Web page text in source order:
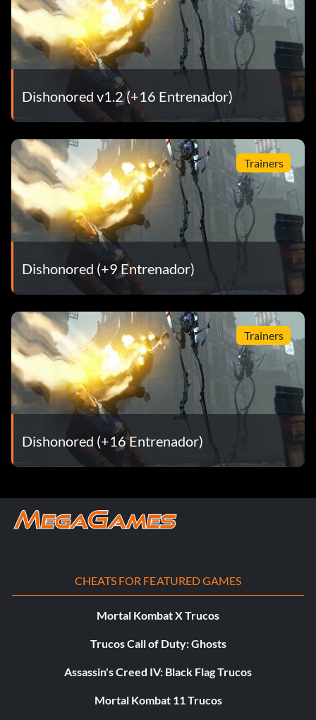
Dishonored v1.2 (+16 Entrenador)
Trainers
Dishonored (+9 Entrenador)
Trainers
Dishonored (+16 Entrenador)
CHEATS FOR FEATURED GAMES
Mortal Kombat X Trucos
Trucos Call of Duty: Ghosts
Assassin's Creed IV: Black Flag Trucos
Mortal Kombat 11 Trucos